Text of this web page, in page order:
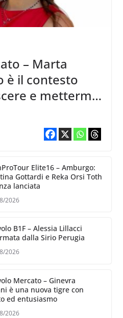
– Marta
è il contesto
e mettermi
Elite16 – Amburgo:
Gottardi e Reka Orsi Toth
lanciata
2026
B1F – Alessia Lillacci
dalla Sirio Perugia
2026
Mercato – Ginevra
è una nuova tigre con
ed entusiasmo
2026